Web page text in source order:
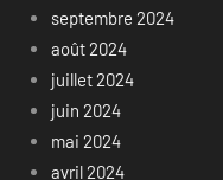
septembre 2024
août 2024
juillet 2024
juin 2024
mai 2024
avril 2024